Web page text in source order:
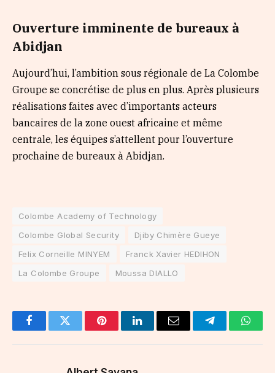
Ouverture imminente de bureaux à
Abidjan
Aujourd’hui, l’ambition sous régionale de La Colombe
Groupe se concrétise de plus en plus. Après plusieurs
réalisations faites avec d’importants acteurs
bancaires de la zone ouest africaine et même
centrale, les équipes s’attellent pour l’ouverture
prochaine de bureaux à Abidjan.
Colombe Academy of Technology
Colombe Global Security
Djiby Chimère Gueye
Felix Corneille MINYEM
Franck Xavier HEDIHON
La Colombe Groupe
Moussa DIALLO
FacebookTwitter PinterestLinkedInEmail Telegram